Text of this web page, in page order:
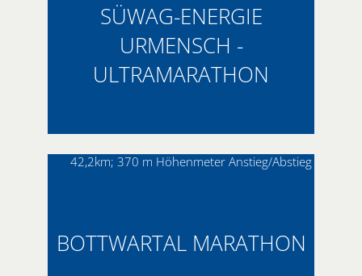
SÜWAG-ENERGIE
URMENSCH -
ULTRAMARATHON
BOTTWARTAL MARATHON
42,2km; 370 m Höhenmeter Anstieg/Abstieg